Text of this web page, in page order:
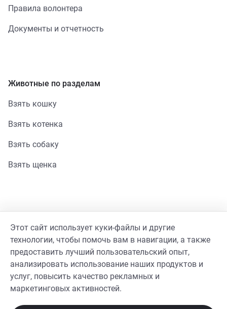
Правила волонтера
Документы и отчетность
Животные по разделам
Взять кошку
Взять котенка
Взять собаку
Взять щенка
Стать волонтером
Гайд волонтера
Реквизиты фонда
Этот сайт использует куки-файлы и другие
технологии, чтобы помочь вам в навигации, а также
предоставить лучший пользовательский опыт,
анализировать использование наших продуктов и
услуг, повысить качество рекламных и
маркетинговых активностей.